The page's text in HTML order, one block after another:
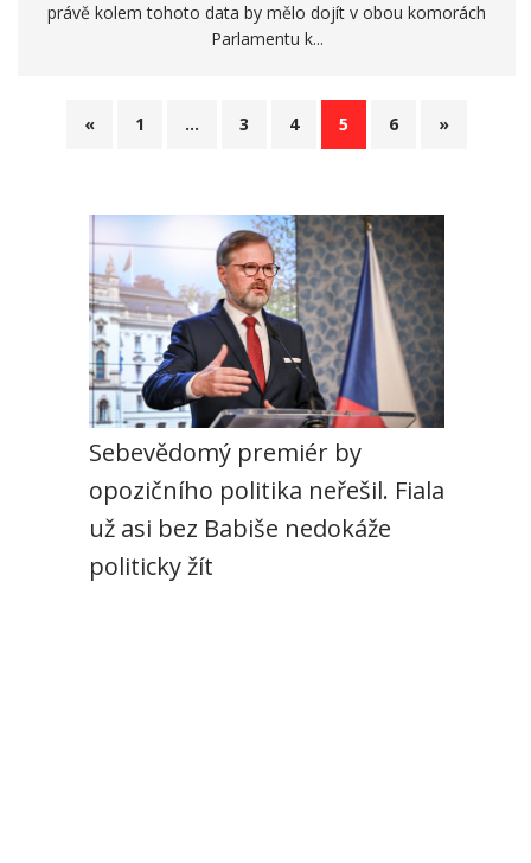
právě kolem tohoto data by mělo dojít v obou komorách
Parlamentu k...
« 1 … 3 4 5 6 »
Sebevědomý premiér by
opozičního politika neřešil. Fiala
už asi bez Babiše nedokáže
politicky žít